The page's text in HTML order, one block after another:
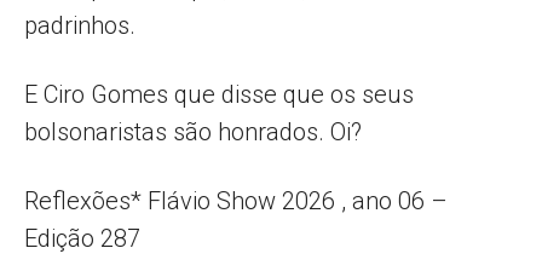
padrinhos.
E Ciro Gomes que disse que os seus
bolsonaristas são honrados. Oi?
Reflexões* Flávio Show 2026 , ano 06 –
Edição 287